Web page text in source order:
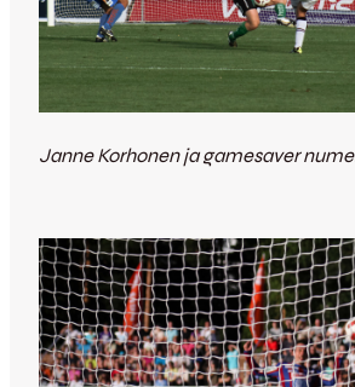
Janne Korhonen ja gamesaver